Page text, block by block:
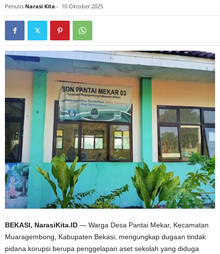
Penulis Narasi Kita - 10 Oktober 2025
BEKASI, NarasiKita.ID — Warga Desa Pantai Mekar, Kecamatan
Muaragembong, Kabupaten Bekasi, mengungkap dugaan tindak
pidana korupsi berupa penggelapan aset sekolah yang diduga